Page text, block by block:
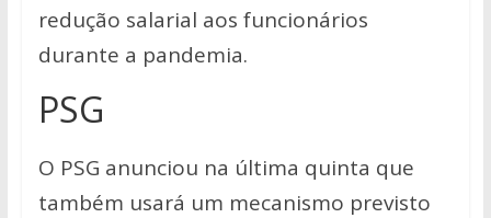
redução salarial aos funcionários
durante a pandemia.
PSG
O PSG anunciou na última quinta que
também usará um mecanismo previsto